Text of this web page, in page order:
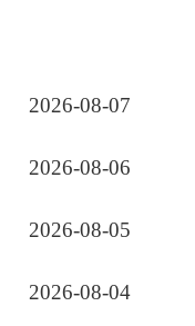
2026-08-07
2026-08-06
2026-08-05
2026-08-04